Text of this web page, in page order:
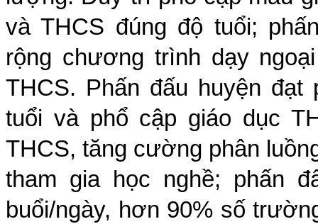
và THCS đúng độ tuổi;
rộng chương trình dạy
THCS. Phấn đấu huyện
tuổi và phổ cập giáo dục
THCS, tăng cường phân
tham gia học nghề; phấn
buổi/ngày, hơn 90% số